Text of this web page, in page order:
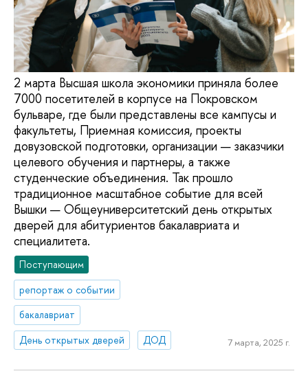
2 марта Высшая школа экономики приняла более
7000 посетителей в корпусе на Покровском
бульваре, где были представлены все кампусы и
факультеты, Приемная комиссия, проекты
довузовской подготовки, организации — заказчики
целевого обучения и партнеры, а также
студенческие объединения. Так прошло
традиционное масштабное событие для всей
Вышки — Общеуниверситетский день открытых
дверей для абитуриентов бакалавриата и
специалитета.
Поступающим
репортаж о событии
бакалавриат
День открытых дверей
ДОД 7 марта, 2025 г.